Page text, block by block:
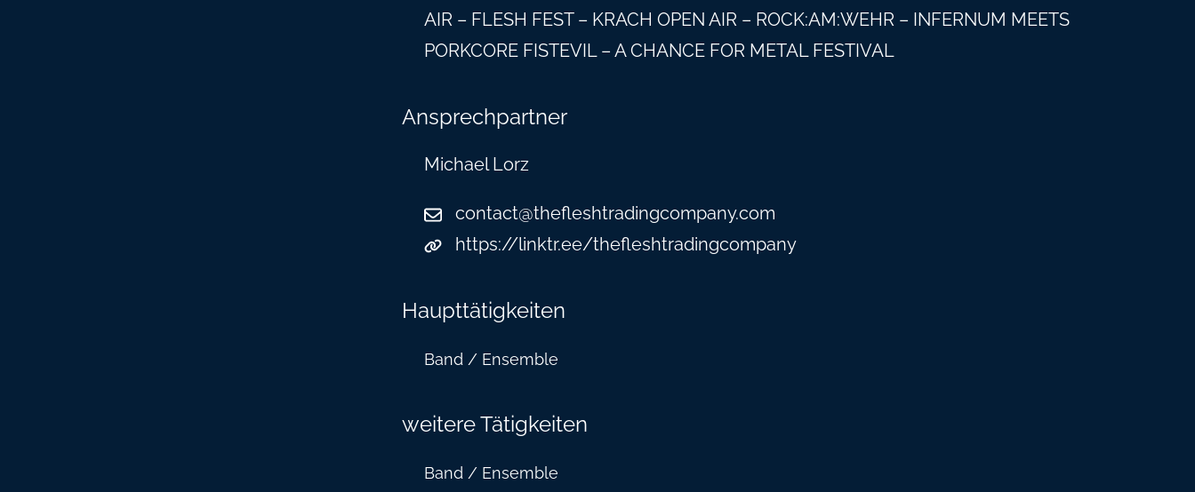
AIR – FLESH FEST – KRACH OPEN AIR – ROCK:AM:WEHR – INFERNUM MEETS
PORKCORE FISTEVIL – A CHANCE FOR METAL FESTIVAL
Ansprechpartner
Michael Lorz
contact@thefleshtradingcompany.com
https://linktr.ee/thefleshtradingcompany
Haupttätigkeiten
Band / Ensemble
weitere Tätigkeiten
Band / Ensemble